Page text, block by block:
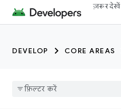
ज़रूर देखें
DEVELOP CORE AREAS